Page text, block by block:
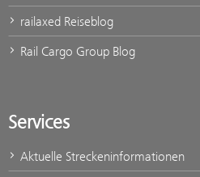
railaxed Reiseblog
Rail Cargo Group Blog
Services
Aktuelle Streckeninformationen